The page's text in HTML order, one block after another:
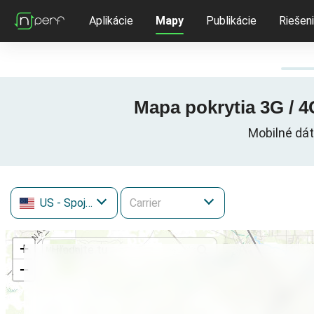
Aplikácie Mapy Publikácie
Mapa pokrytia 3G /
Mobilné
US - Spojené štáty
+
−